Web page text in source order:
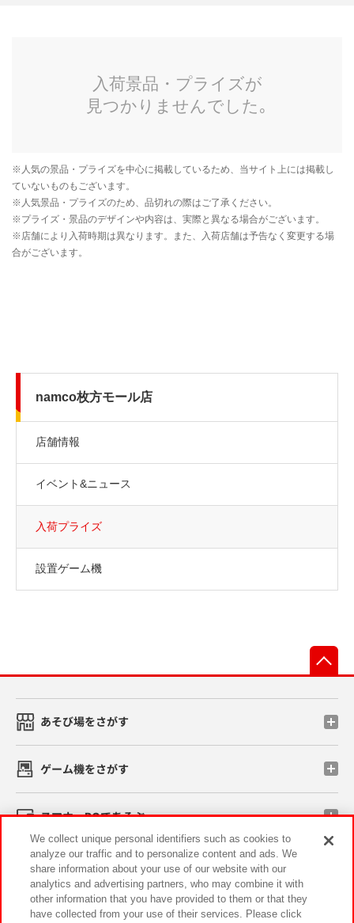
namco枚方モール店
店舗情報
イベント&ニュース
入荷プライズ
設置ゲーム機
あそび場をさがす
ゲーム機をさがす
スマホ・PCであそぶ
イベント・キャンペーン
We collect unique personal identifiers such as cookies to
analyze our traffic and to personalize content and ads. We
share information about your use of our website with our
analytics and advertising partners, who may combine it with
other information that you have provided to them or that they
have collected from your use of their services. Please click